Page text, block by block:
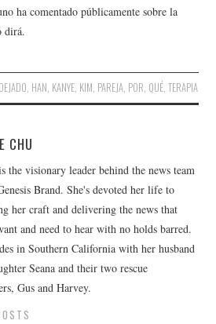
ha comentado públicamente sobre la
dirá.
DEJADO HAN KANYE, KIM PAREJA, POR QUÉ, TERAPIA
CHU
the visionary leader behind the news team
Brand. She's devoted her life to
her craft and delivering the news that
and need to hear with no holds barred.
in Southern California with her husband
Seana and their two rescue
Gus and Harvey.